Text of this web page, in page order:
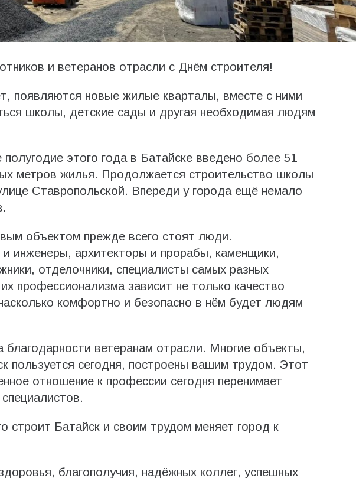
и ветеранов отрасли с Днём строителя!
появляются новые жилые кварталы, вместе с ними
школы, детские сады и другая необходимая людям
полугодие этого года в Батайске введено более 51
метров жилья. Продолжается строительство школы
Ставропольской. Впереди у города ещё немало
объектом прежде всего стоят люди.
инженеры, архитекторы и прорабы, каменщики,
отделочники, специалисты самых разных
профессионализма зависит не только качество
комфортно и безопасно в нём будет людям
благодарности ветеранам отрасли. Многие объекты,
пользуется сегодня, построены вашим трудом. Этот
отношение к профессии сегодня перенимает
строит Батайск и своим трудом меняет город к
благополучия, надёжных коллег, успешных